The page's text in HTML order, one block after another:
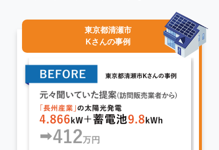
東京都清瀬市
Kさんの事例